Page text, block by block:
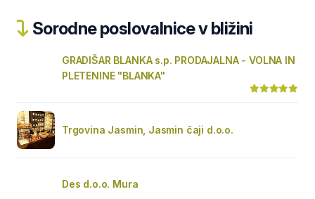
Sorodne poslovalnice v bližini
GRADIŠAR BLANKA s.p. PRODAJALNA - VOLNA IN
PLETENINE "BLANKA"
Trgovina Jasmin, Jasmin čaji d.o.o.
Des d.o.o. Mura